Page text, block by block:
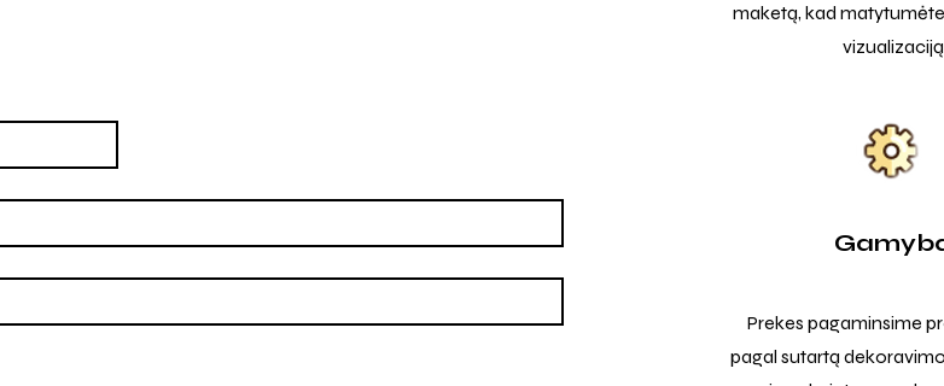
maketą, kad
vizualizaciją
Prekes pagaminsime
pagal sutartą